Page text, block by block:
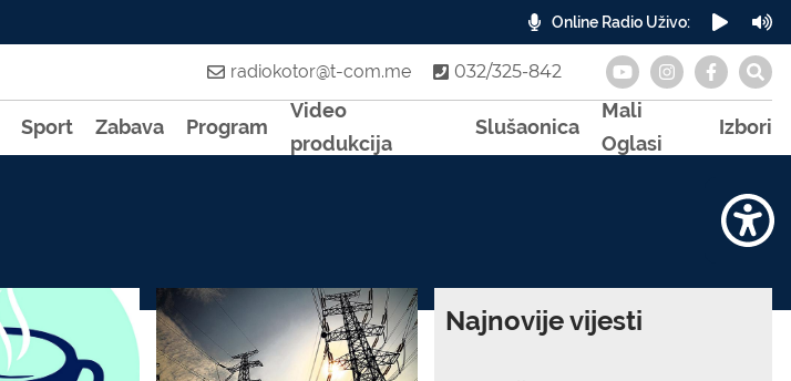
Online Radio Uživo:
radiokotor@t-com.me 032/325-842
Sport Zabava Program
Video
produkcija
Slušaonica
Mali
Oglasi
Izbori
Najnovije vijesti